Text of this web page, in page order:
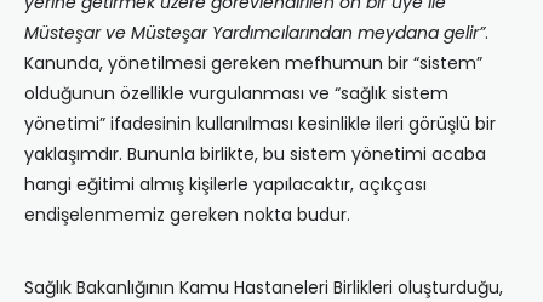
Müsteşar ve Müsteşar Yardımcılarından meydana gelir”.
Kanunda, yönetilmesi gereken mefhumun bir “sistem”
olduğunun özellikle vurgulanması ve “sağlık sistem
yönetimi” ifadesinin kullanılması kesinlikle ileri görüşlü bir
yaklaşımdır. Bununla birlikte, bu sistem yönetimi acaba
hangi eğitimi almış kişilerle yapılacaktır, açıkçası
endişelenmemiz gereken nokta budur.
Sağlık Bakanlığının Kamu Hastaneleri Birlikleri oluşturduğu,